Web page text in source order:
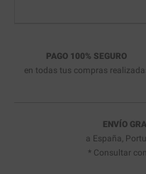
PAGO 100% SEGURO
en todas tus compras
ENVÍO
a España,
* Consultar